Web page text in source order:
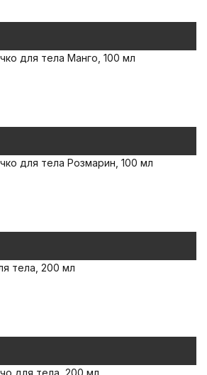
для тела Манго, 100 мл
для тела Розмарин, 100 мл
тела, 200 мл
для тела, 200 мл